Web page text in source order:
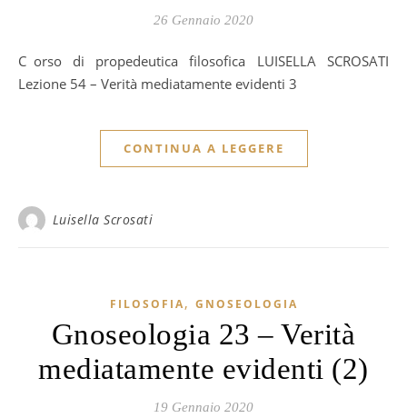
26 Gennaio 2020
Corso di propedeutica filosofica LUISELLA SCROSATI
Lezione 54 – Verità mediatamente evidenti 3
CONTINUA A LEGGERE
Luisella Scrosati
FILOSOFIA, GNOSEOLOGIA
Gnoseologia 23 – Verità
mediatamente evidenti (2)
19 Gennaio 2020